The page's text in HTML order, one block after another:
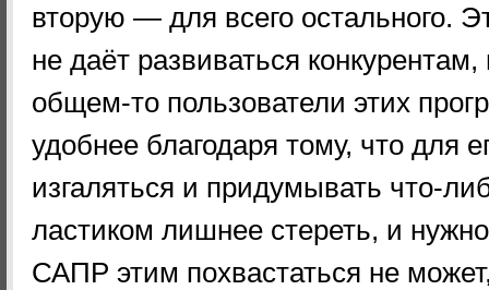
вторую — для всего остального.
не даёт развиваться
общем-то пользователи этих
удобнее благодаря тому, что для
изгаляться и придумывать что-
ластиком лишнее стереть, и
САПР этим похвастаться не